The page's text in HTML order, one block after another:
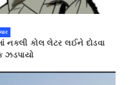
નકલી કોલ લેટર લઈને દોડવા